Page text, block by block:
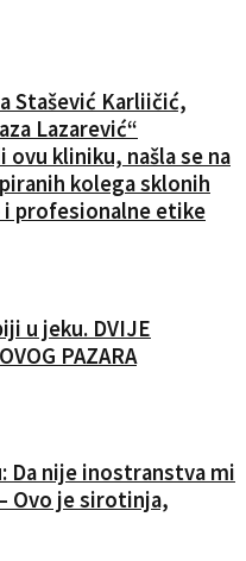
Stašević Karliičić,
Lazarević“
kliniku, našla se na
kolega sklonih
profesionalne etike
u jeku. DVIJE
PAZARA
Da nije inostranstva mi
Ovo je sirotinja,